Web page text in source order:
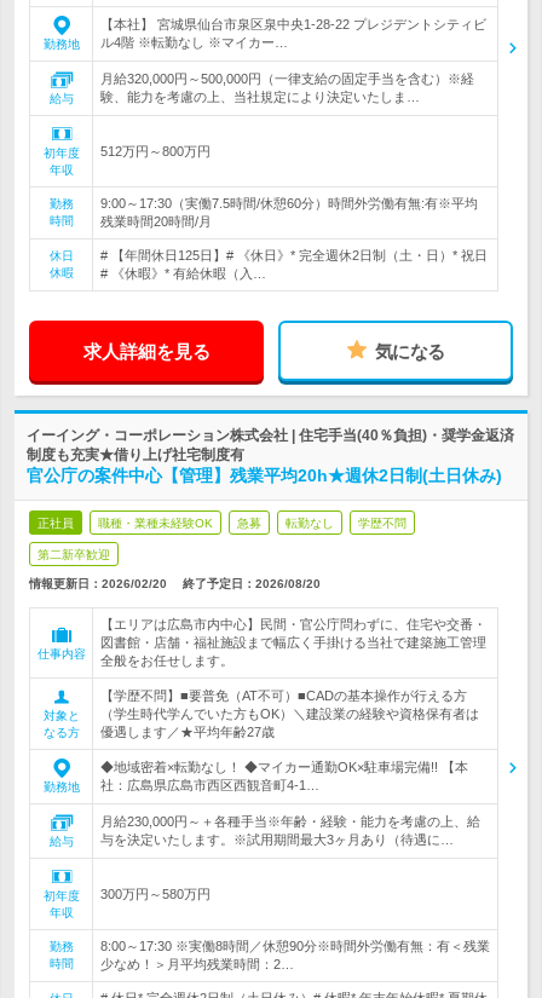
勤務地
【本社】 宮城県仙台市泉区泉中央1-28-22 プレジデントシティビ
ル4階 ※転勤なし ※マイカー…
給与
月給320,000円～500,000円（一律支給の固定手当を含む）※経
験、能力を考慮の上、当社規定により決定いたしま…
初年度
年収
512万円～800万円
勤務
時間
9:00～17:30（実働7.5時間/休憩60分）時間外労働有無:有※平均
残業時間20時間/月
休日
休暇
# 【年間休日125日】# 《休日》* 完全週休2日制（土・日）* 祝日
# 《休暇》* 有給休暇（入…
求人詳細を見る 気になる
イーイング・コーポレーション株式会社 | 住宅手当(40％負担)・奨学金返済
制度も充実★借り上げ社宅制度有
官公庁の案件中心【管理】残業平均20h★週休2日制(土日休み)
正社員 職種・業種未経験OK 急募 転勤なし 学歴不問
第二新卒歓迎
情報更新日：2026/02/20 終了予定日： 2026/08/20
仕事内容
【エリアは広島市内中心】民間・官公庁問わずに、住宅や交番・
図書館・店舗・福祉施設まで幅広く手掛ける当社で建築施工管理
全般をお任せします。
対象と
なる方
【学歴不問】■要普免（AT不可）■CADの基本操作が行える方
（学生時代学んでいた方もOK）＼建設業の経験や資格保有者は
優遇します／★平均年齢27歳
勤務地
◆地域密着×転勤なし！ ◆マイカー通勤OK×駐車場完備!! 【本
社：広島県広島市西区西観音町4-1…
給与
月給230,000円～＋各種手当※年齢・経験・能力を考慮の上、給
与を決定いたします。※試用期間最大3ヶ月あり（待遇に…
初年度
年収
300万円～580万円
勤務
時間
8:00～17:30 ※実働8時間／休憩90分※時間外労働有無：有＜残業
少なめ！＞月平均残業時間：2…